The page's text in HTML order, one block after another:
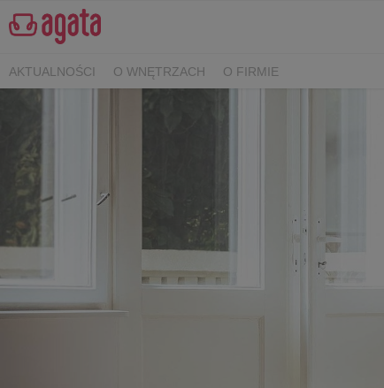
AKTUALNOŚCI O WNĘTRZACH O FIRMIE